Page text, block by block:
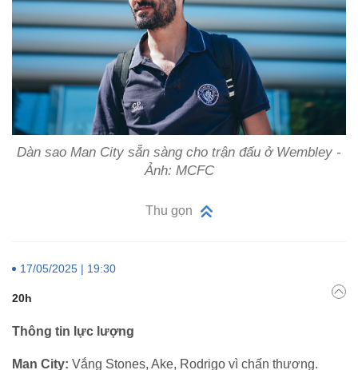
Dàn sao Man City sẵn sàng cho trận đấu ở Wembley -
Ảnh: MCFC
Thu gọn
17/05/2025 | 19:30
20h
Thông tin lực lượng
Man City: Vắng Stones, Ake, Rodrigo vì chấn thương.